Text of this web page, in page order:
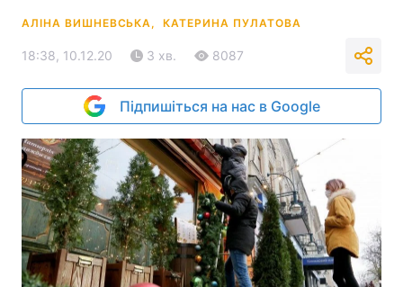
АЛІНА ВИШНЕВСЬКА, КАТЕРИНА ПУЛАТОВА
18:38, 10.12.20 3 хв. 8087
Підпишіться на нас в Google